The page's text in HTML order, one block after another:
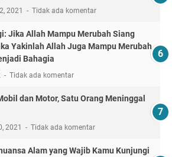
2021 Tidak ada komentar
Jika Allah Mampu Merubah Siang
Yakinlah Allah Juga Mampu Merubah
Bahagia
Tidak ada komentar
dan Motor, Satu Orang Meninggal
2021 Tidak ada komentar
Alam yang Wajib Kamu Kunjungi